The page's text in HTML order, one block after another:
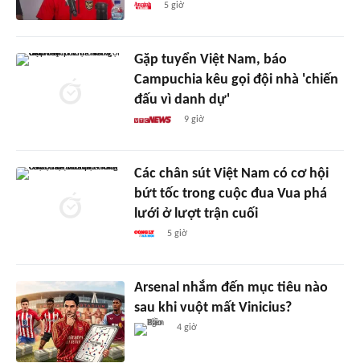
5 giờ
Gặp tuyển Việt Nam, báo
Campuchia kêu gọi đội nhà 'chiến
đấu vì danh dự'
9 giờ
Các chân sút Việt Nam có cơ hội
bứt tốc trong cuộc đua Vua phá
lưới ở lượt trận cuối
5 giờ
Arsenal nhắm đến mục tiêu nào
sau khi vuột mất Vinicius?
4 giờ